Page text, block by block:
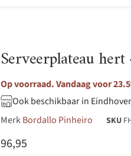
Serveerplateau
Op voorraad. Vandaag voor
Ook beschikbaar in
MerkBordallo Pinheiro SKU
Huidige prijs
96,95